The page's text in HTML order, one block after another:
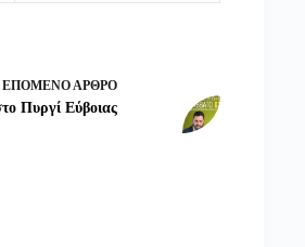
ΕΠΌΜΕΝΟΆΡΘΡΟ
Πυργί Εύβοιας